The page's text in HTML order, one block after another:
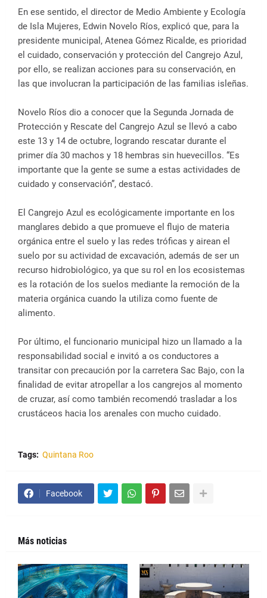
En ese sentido, el director de Medio Ambiente y Ecología
de Isla Mujeres, Edwin Novelo Ríos, explicó que, para la
presidente municipal, Atenea Gómez Ricalde, es prioridad
el cuidado, conservación y protección del Cangrejo Azul,
por ello, se realizan acciones para su conservación, en
las que involucran la participación de las familias isleñas.
Novelo Ríos dio a conocer que la Segunda Jornada de
Protección y Rescate del Cangrejo Azul se llevó a cabo
este 13 y 14 de octubre, logrando rescatar durante el
primer día 30 machos y 18 hembras sin huevecillos. “Es
importante que la gente se sume a estas actividades de
cuidado y conservación”, destacó.
El Cangrejo Azul es ecológicamente importante en los
manglares debido a que promueve el flujo de materia
orgánica entre el suelo y las redes tróficas y airean el
suelo por su actividad de excavación, además de ser un
recurso hidrobiológico, ya que su rol en los ecosistemas
es la rotación de los suelos mediante la remoción de la
materia orgánica cuando la utiliza como fuente de
alimento.
Por último, el funcionario municipal hizo un llamado a la
responsabilidad social e invitó a os conductores a
transitar con precaución por la carretera Sac Bajo, con la
finalidad de evitar atropellar a los cangrejos al momento
de cruzar, así como también recomendó trasladar a los
crustáceos hacia los arenales con mucho cuidado.
Tags: Quintana Roo
Facebook
Más noticias